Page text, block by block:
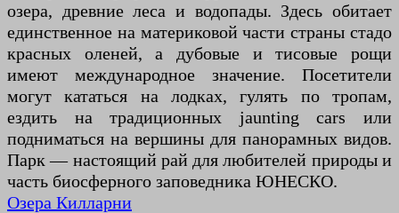
озера, древние леса и водопады. Здесь обитает
единственное на материковой части страны стадо
красных оленей, а дубовые и тисовые рощи
имеют международное значение. Посетители
могут кататься на лодках, гулять по тропам,
ездить на традиционных jaunting cars или
подниматься на вершины для панорамных видов.
Парк — настоящий рай для любителей природы и
часть биосферного заповедника ЮНЕСКО.
Озера Килларни